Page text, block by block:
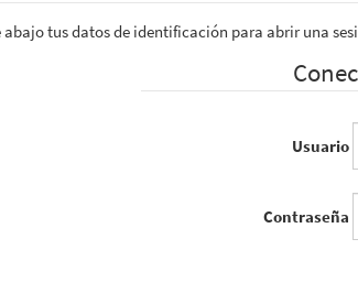
tus datos de identificación para abrir una
Usuario
Contraseña